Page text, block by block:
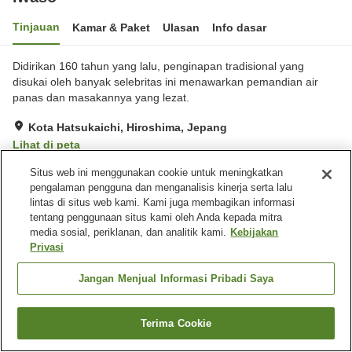
Tinjauan Kamar & Paket Ulasan Info dasar
Didirikan 160 tahun yang lalu, penginapan tradisional yang
disukai oleh banyak selebritas ini menawarkan pemandian air
panas dan masakannya yang lezat.
Kota Hatsukaichi, Hiroshima, Jepang
Lihat di peta
Hebat Ulasan:19
Fasilitas properti
Tempat parkir
Spa / Salon kecantikan
Restoran
Beranda Jepang Hiroshima Kota Hatsukaichi Iwaso
Cari kamar
Situs web ini menggunakan cookie untuk meningkatkan
pengalaman pengguna dan menganalisis kinerja serta lalu
lintas di situs web kami. Kami juga membagikan informasi
tentang penggunaan situs kami oleh Anda kepada mitra
media sosial, periklanan, dan analitik kami. Kebijakan
Privasi
Jangan Menjual Informasi Pribadi Saya
Terima Cookie